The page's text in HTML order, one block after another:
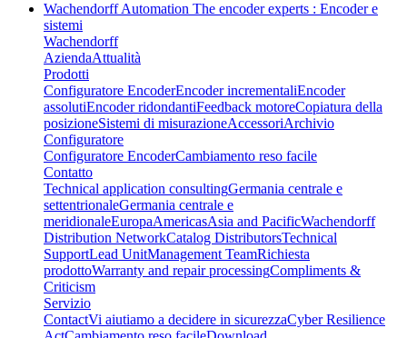
Wachendorff Automation The encoder experts : Encoder e
sistemi
Wachendorff
AziendaAttualità
Prodotti
Configuratore EncoderEncoder incrementaliEncoder
assolutiEncoder ridondantiFeedback motoreCopiatura della
posizioneSistemi di misurazioneAccessoriArchivio
Configuratore
Configuratore EncoderCambiamento reso facile
Contatto
Technical application consultingGermania centrale e
settentrionaleGermania centrale e
meridionaleEuropaAmericasAsia and PacificWachendorff
Distribution NetworkCatalog DistributorsTechnical
SupportLead UnitManagement TeamRichiesta
prodottoWarranty and repair processingCompliments &
Criticism
Servizio
ContactVi aiutiamo a decidere in sicurezzaCyber Resilience